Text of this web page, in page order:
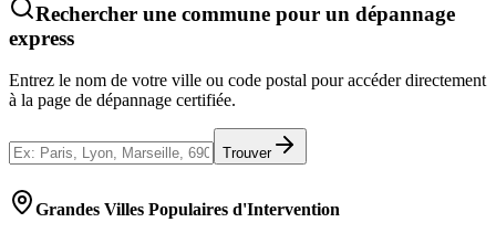
Rechercher une commune pour un dépannage
express
Entrez le nom de votre ville ou code postal pour accéder directement
à la page de dépannage certifiée.
Trouver
Grandes Villes Populaires d'Intervention